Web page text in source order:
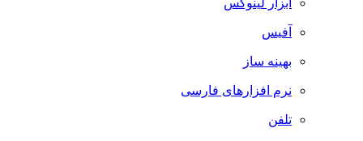
ابزار لینوکس
آفیس
بهینه ساز
نرم افزارهای فارسی
تلفن